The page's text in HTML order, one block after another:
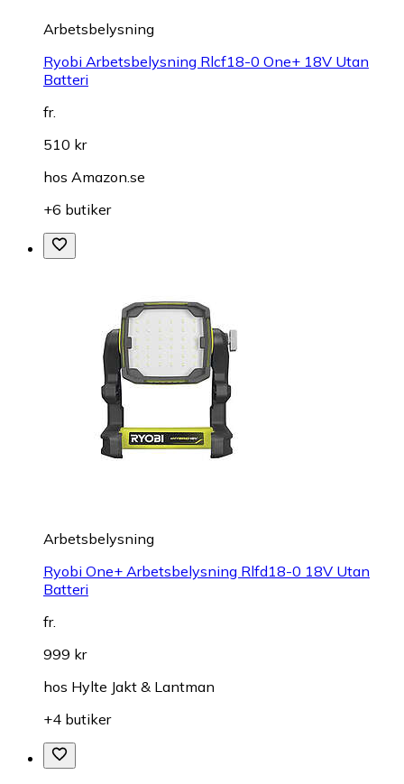
Arbetsbelysning
Ryobi Arbetsbelysning Rlcf18-0 One+ 18V Utan
Batteri
fr.
510 kr
hos Amazon.se
+6 butiker
Arbetsbelysning
Ryobi One+ Arbetsbelysning Rlfd18-0 18V Utan
Batteri
fr.
999 kr
hos Hylte Jakt & Lantman
+4 butiker